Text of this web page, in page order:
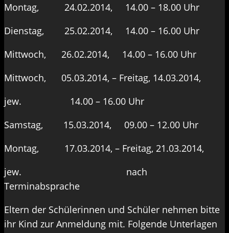
Montag, 24.02.2014, 14.00 – 18.00 Uhr
Dienstag, 25.02.2014, 14.00 – 16.00 Uhr
Mittwoch, 26.02.2014, 14.00 – 16.00 Uhr
Mittwoch, 05.03.2014, – Freitag, 14.03.2014,
jew. 14.00 – 16.00 Uhr
Samstag, 15.03.2014, 09.00 – 12.00 Uhr
Montag, 17.03.2014, – Freitag, 21.03.2014,
jew. nach
Terminabsprache
Eltern der Schülerinnen und Schüler nehmen bitte
ihr Kind zur Anmeldung mit. Folgende Unterlagen